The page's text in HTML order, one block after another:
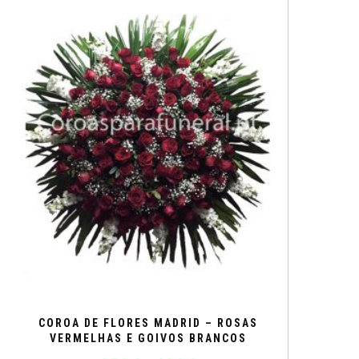
multiple
variants.
The
options
may
be
chosen
on
the
product
page
COROA DE FLORES MADRID – ROSAS
VERMELHAS E GOIVOS BRANCOS